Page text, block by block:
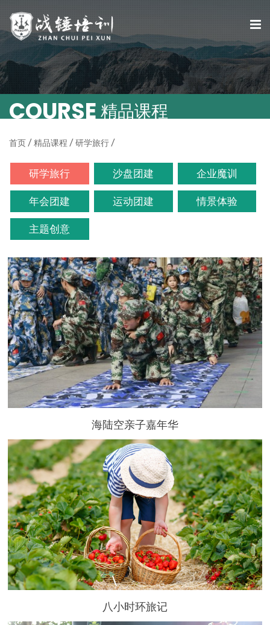
COURSE精品课程
首页/ 精品课程 / 研学旅行/
研学旅行 沙盘团建 企业魔训
年会团建 运动团建 情景体验
主题创意
海陆空亲子嘉年华
八小时环旅记